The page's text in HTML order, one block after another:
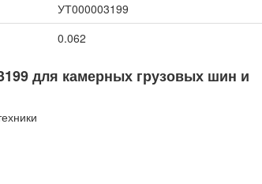
УТ000003199
0.062
для камерных грузовых шин и